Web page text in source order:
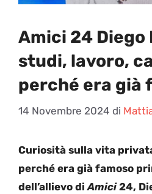
Amici 24 Diego
studi, lavoro,
perché era già
14 Novembre 2024 di
Curiosità sulla vita
perché era già famoso
dell’allievo diAmici24,